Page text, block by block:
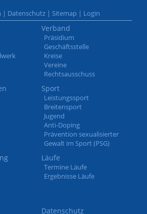
| Datenschutz | Sitemap | Login
Verband
Präsidium
Geschäftsstelle
Kreise
Vereine
Rechtsausschuss
Sport
Leistungssport
Breitensport
Jugend
Anti-Doping
Prävention sexualisierter
Gewalt im Sport (PSG)
Läufe
Termine Läufe
Ergebnisse Läufe
Datenschutz